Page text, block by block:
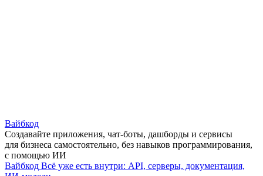
Вайбкод
Создавайте приложения, чат-боты, дашборды и сервисы
для бизнеса самостоятельно, без навыков программирования,
с помощью ИИ
Вайбкод Всё уже есть внутри: API, серверы, документация,